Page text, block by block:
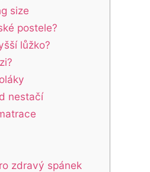
size
postele?
lůžko?
nestačí
zdravý spánek